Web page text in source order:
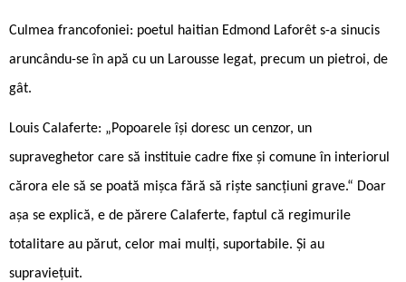
Culmea francofoniei: poetul haitian Edmond Laforêt s-a sinucis
aruncându-se în apă cu un Larousse legat, precum un pietroi, de
gât.
Louis Calaferte: „Popoarele își doresc un cenzor, un
supraveghetor care să instituie cadre fixe și comune în interiorul
cărora ele să se poată mișca fără să riște sancțiuni grave.“ Doar
așa se explică, e de părere Calaferte, faptul că regimurile
totalitare au părut, celor mai mulți, suportabile. Și au
supraviețuit.